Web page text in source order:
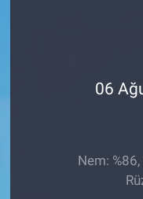
06
Nem: